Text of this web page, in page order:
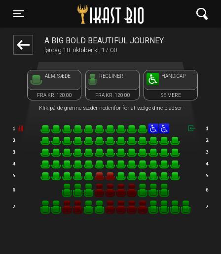
Toggle navigation
Ikast Bio
A BIG BOLD BEAUTIFUL JOURNEY
lørdag 18. oktober kl. 17:00
ALM. SÆDE
FRA KR. 120,00
RECLINER
FRA KR. 120,00
HANDICAP
SE MERE
Klik på de grønne sæder nedenfor for at vælge dine pladser
front03-cc 060527